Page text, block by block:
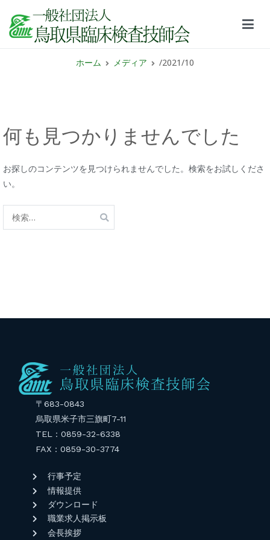
ホーム メディア /2021/10
何も見つかりませんでした
お探しのコンテンツを見つけられませんでした。検索をお試しくださ
い。
〒683-0843
烏取県米子市三旗町7-11
TEL：0859-32-6338
FAX：0859-30-3774
行事予定
情報提供
ダウンロード
職業求人掲示板
会長挨拶